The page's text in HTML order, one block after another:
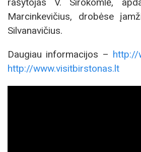
rašytojas V. Sirokomlė,
Marcinkevičius, drobėse
Silvanavičius.
Daugiau informacijos – http://
http://www.visitbirstonas.lt